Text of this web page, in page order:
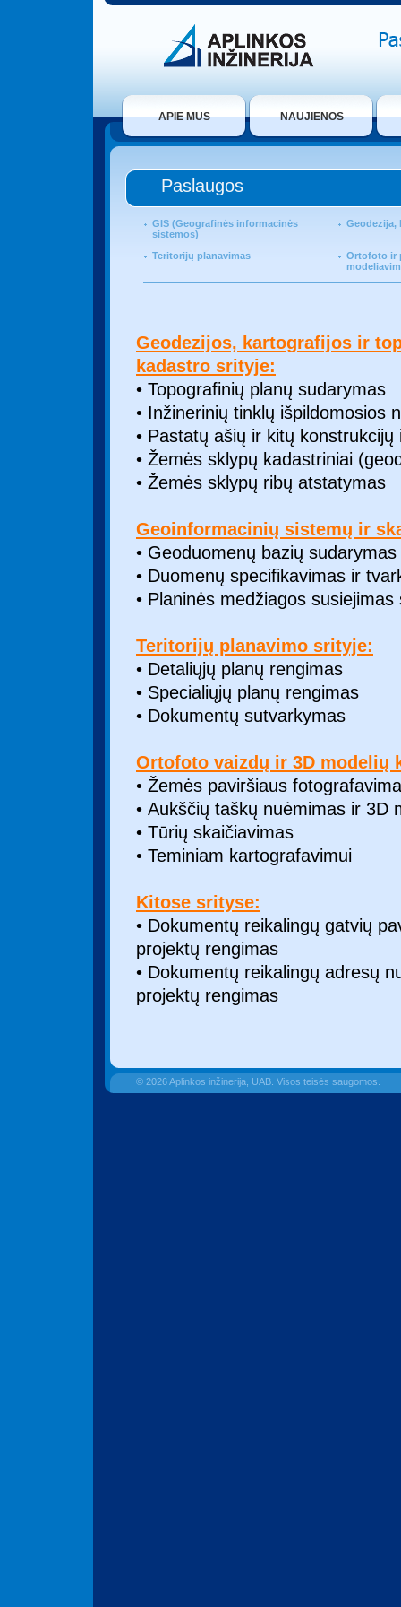
APIE MUS NAUJIENOS
Paslaugos
GIS (Geografinės informacinės
sistemos)
Geodezija,
Teritorijų planavimas
Ortofoto ir
Geodezijos, kartografijos ir
kadastro srityje:
• Topografinių planų sudarymas
• Inžinerinių tinklų išpildomosios
• Pastatų ašių ir kitų
• Žemės sklypų kadastriniai
• Žemės sklypų ribų atstatymas
Geoinformacinių sistemų ir
• Geoduomenų bazių
• Duomenų specifikavimas ir
• Planinės medžiagos
Teritorijų planavimo srityje:
• Detaliųjų planų rengimas
• Specialiųjų planų rengimas
• Dokumentų sutvarkymas
Ortofoto vaizdų ir 3D modelių
• Žemės paviršiaus
• Aukščių taškų nuėmimas ir 3D
• Tūrių skaičiavimas
• Teminiam kartografavimui
Kitose srityse:
• Dokumentų reikalingų gatvių
projektų rengimas
• Dokumentų reikalingų adresų
projektų rengimas
© 2026 Aplinkos inžinerija, UAB. Visos teisės saugomos.